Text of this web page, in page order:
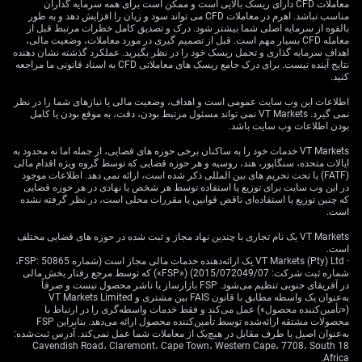
picture far less flattering. Both the 100-day and 200-day
SMAs continue to lean lower and sit well above shorter-
term EMAs. This kind of structure — long-term bears
towering above short-term averages — usually
telegraphs continued downward bias. So while the 20-
day SMA tries to stage some kind of rebound effort, it’s
like pushing up against a ceiling that doesn’t want to
move.
Levels below show more definition. The 0.9360 mark
appears to be the first support trench, followed by
0.9353 and 0.9348 a touch lower, each more fragile
than the last. Upside levels look flimsy, with 0.9370
close above and followed by 0.9375 then 0.9380. While
none of these are fixed lines in the sand, they may act
as magnets or tripwires depending on order flows.
Taking cues from the current structure, the weight of
evidence leans toward more weakness. The fact that
resistance barriers are close and clustered, while
supports are layered thin beneath, tells us which
معاملات CFD دارای ریسک بالایی است و ممکن است برای همه سرمایه گذاران
مناسب نباشد. اهرم در معاملات CFD می تواند سود و زیان را افزایش دهد و به طور
بالقوه از سرمایه اصلی شما بیشتر شود. درک و تصدیق کامل خطرات مرتبط قبل از
معامله CFD بسیار مهم است. قبل از تصمیم گیری در مورد معاملات، وضعیت مالی،
اهداف سرمایه گذاری و تحمل ریسک خود را در نظر بگیرید. عملکرد گذشته نشان دهنده
نتایج آینده نیست. برای درک جامع ریسک های معاملاتی CFD به اسناد قانونی ما مراجعه
کنید.
اطلاعات این وب سایت عمومی است و اهداف، وضعیت مالی یا نیازهای شما را در نظر
نمی گیرد. VT Markets نمی تواند مسئول مرتبط بودن، دقت، به موقع بودن یا کامل
بودن اطلاعات وب سایت باشد.
VT Markets خدمات خود را به ساکنان برخی حوزه های قضایی، از جمله اما نه محدود به
ایالات متحده، سنگاپور، هند، روسیه و هر حوزه قضایی که توسط گروه ویژه اقدام مالی
(FATF) یا تحت تحریم های بین المللی ذکر شده است، ارائه نمی دهد. اطلاعات موجود
در این وب سایت برای توزیع یا استفاده توسط هر شخص یا نهادی در هر حوزه قضایی
که چنین توزیع یا استفاده‌ای ناقض قوانین یا مقررات محلی است، در نظر گرفته نشده
است.
VT Markets یک نام تجاری با چندین نهاد مجاز و ثبت شده در حوزه های قضایی مختلف
است.
· VT Markets (Pty) Ltd یک ارائه‌دهنده خدمات مالی مجاز است (شماره FSP: 50865،
شماره ثبت شرکت: 2015/072049/07) («FSP») که توسط مرجع رفتار بخش مالی
در آفریقای جنوبی تنظیم می‌شود. FSP بازارساز یا ناشر محصول نیست و صرفاً
به‌عنوان یک واسطه مطابق با قانون FAIS بین مشتری و VT Markets Limited
(«تأمین‌کننده محصول») عمل می‌کند و فقط خدمات واسطه‌گری را در ارتباط با
محصولات مشتقه ارائه‌شده توسط تأمین‌کننده محصول ارائه می‌دهد. بنابراین FSP
به‌عنوان اصیل یا طرف مقابل در هیچ‌یک از معاملات شما عمل نمی‌کند. آدرس ثبت‌شده:
18 Cavendish Road، Claremont، Cape Town، Western Cape، 7708، South
Africa.